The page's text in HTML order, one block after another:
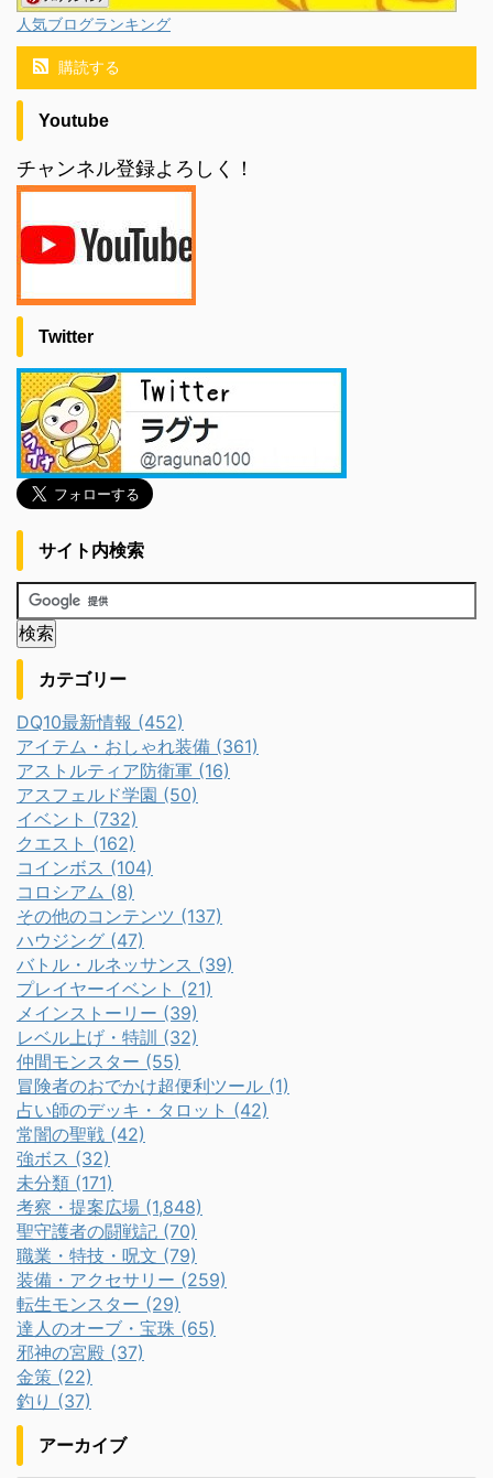
人気ブログランキング
購読する
Youtube
チャンネル登録よろしく！
Twitter
サイト内検索
カテゴリー
DQ10最新情報 (452)
アイテム・おしゃれ装備 (361)
アストルティア防衛軍 (16)
アスフェルド学園 (50)
イベント (732)
クエスト (162)
コインボス (104)
コロシアム (8)
その他のコンテンツ (137)
ハウジング (47)
バトル・ルネッサンス (39)
プレイヤーイベント (21)
メインストーリー (39)
レベル上げ・特訓 (32)
仲間モンスター (55)
冒険者のおでかけ超便利ツール (1)
占い師のデッキ・タロット (42)
常闇の聖戦 (42)
強ボス (32)
未分類 (171)
考察・提案広場 (1,848)
聖守護者の闘戦記 (70)
職業・特技・呪文 (79)
装備・アクセサリー (259)
転生モンスター (29)
達人のオーブ・宝珠 (65)
邪神の宮殿 (37)
金策 (22)
釣り (37)
アーカイブ